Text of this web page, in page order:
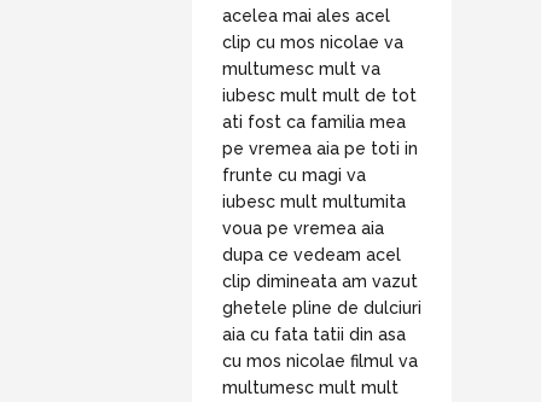
acelea mai ales acel
clip cu mos nicolae va
multumesc mult va
iubesc mult mult de tot
ati fost ca familia mea
pe vremea aia pe toti in
frunte cu magi va
iubesc mult multumita
voua pe vremea aia
dupa ce vedeam acel
clip dimineata am vazut
ghetele pline de dulciuri
aia cu fata tatii din asa
cu mos nicolae filmul va
multumesc mult mult